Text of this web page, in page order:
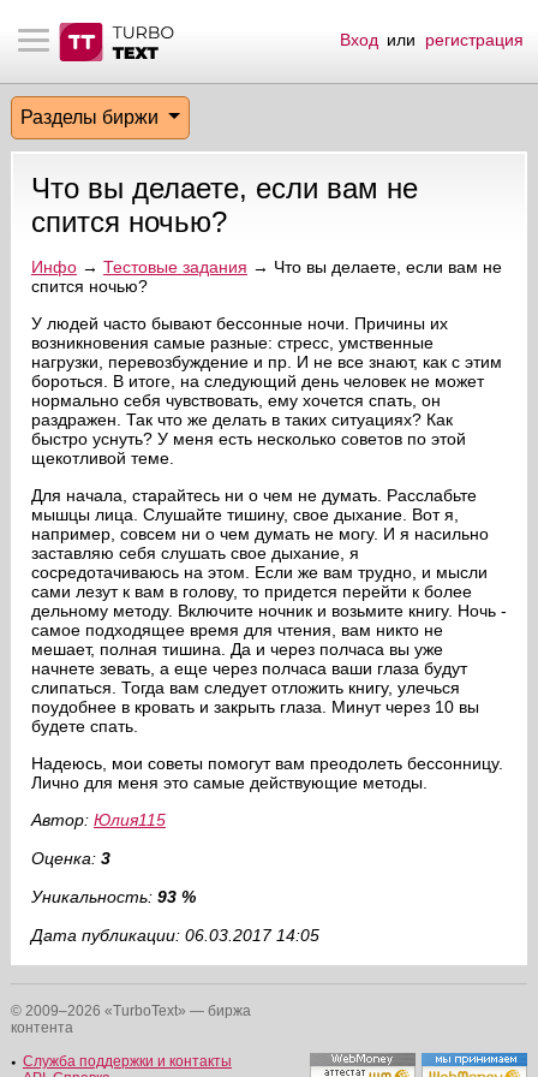
материалы
биржи
пользователи
эфир
на сайте
пользователей
сообщения
по форуму
Вход или регистрация
Разделы биржи
Что вы делаете, если вам не
спится ночью?
Инфо→ Тестовые задания → Что вы делаете, если вам не
спится ночью?
У людей часто бывают бессонные ночи. Причины их
возникновения самые разные: стресс, умственные
нагрузки, перевозбуждение и пр. И не все знают, как с этим
бороться. В итоге, на следующий день человек не может
нормально себя чувствовать, ему хочется спать, он
раздражен. Так что же делать в таких ситуациях? Как
быстро уснуть? У меня есть несколько советов по этой
щекотливой теме.
Для начала, старайтесь ни о чем не думать. Расслабьте
мышцы лица. Слушайте тишину, свое дыхание. Вот я,
например, совсем ни о чем думать не могу. И я насильно
заставляю себя слушать свое дыхание, я
сосредотачиваюсь на этом. Если же вам трудно, и мысли
сами лезут к вам в голову, то придется перейти к более
дельному методу. Включите ночник и возьмите книгу. Ночь -
самое подходящее время для чтения, вам никто не
мешает, полная тишина. Да и через полчаса вы уже
начнете зевать, а еще через полчаса ваши глаза будут
слипаться. Тогда вам следует отложить книгу, улечься
поудобнее в кровать и закрыть глаза. Минут через 10 вы
будете спать.
Надеюсь, мои советы помогут вам преодолеть бессонницу.
Лично для меня это самые действующие методы.
Автор: Юлия115
Оценка: 3
Уникальность: 93 %
Дата публикации: 06.03.2017 14:05
© 2009–2026 «TurboText» — биржа
контента
Служба поддержки и контакты